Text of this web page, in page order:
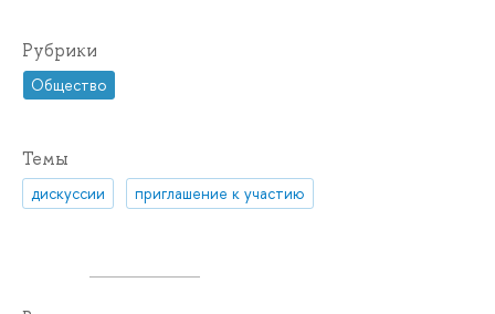
Рубрики
Общество
Темы
дискуссии приглашение к участию